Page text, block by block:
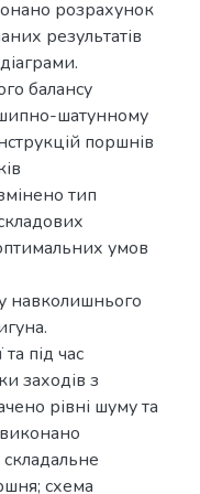
розрахунок
результатів
балансу
шатунному
поршнів
тип
умов
навколишнього
під час
заходів з
рівні шуму та
схема